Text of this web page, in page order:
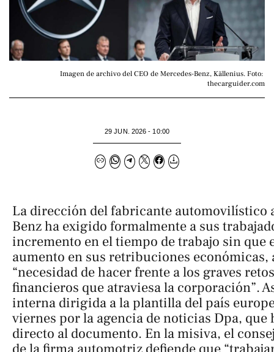
Imagen de archivo del CEO de Mercedes-Benz, Källenius. Foto:
thecarguider.com
29 JUN. 2026 - 10:00
La dirección del fabricante automovilístico
Benz ha exigido formalmente a sus
incremento en el tiempo de trabajo sin que
aumento en sus retribuciones económicas,
“necesidad de hacer frente a los graves
financieros que atraviesa la corporación”.
interna dirigida a la plantilla del país
viernes por la agencia de noticias Dpa, que
directo al documento. En la misiva, el